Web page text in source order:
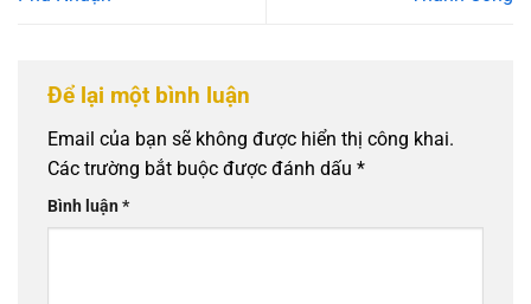
Để lại một bình luận
Email của bạn sẽ không được hiển thị công khai.
Các trường bắt buộc được đánh dấu *
Bình luận*